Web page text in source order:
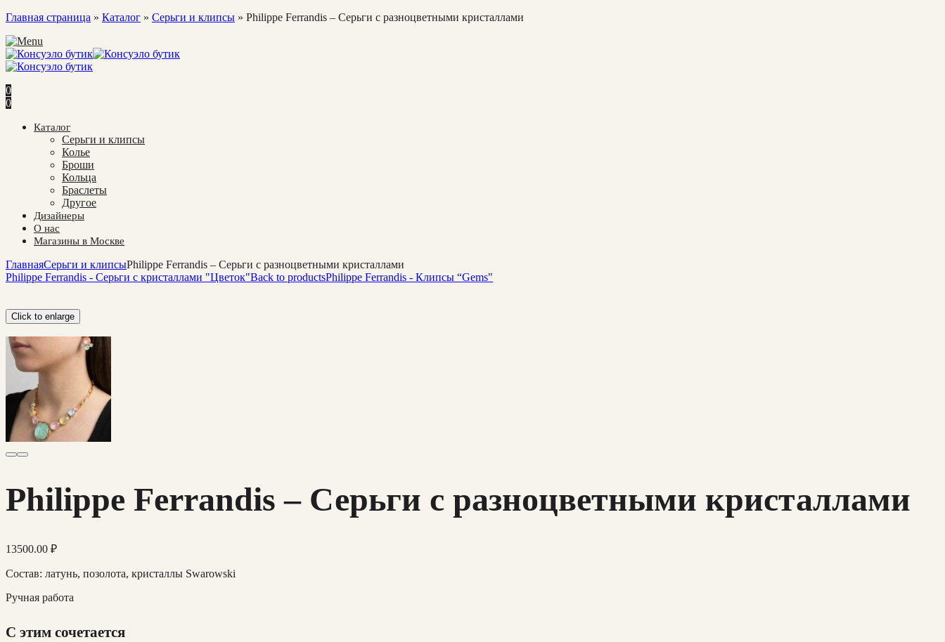
Главная страница » Каталог » Cерьги и клипсы » Philippe Ferrandis – Серьги с разноцветными кристаллами
0
0
Каталог
Cерьги и клипсы
Колье
Броши
Кольца
Браслеты
Другое
Дизайнеры
О нас
Магазины в Москве
ГлавнаяCерьги и клипсыPhilippe Ferrandis – Серьги с разноцветными кристаллами
Philippe Ferrandis - Серьги с кристаллами "Цветок"Back to productsPhilippe Ferrandis - Клипсы “Gems"
Click to enlarge
Philippe Ferrandis – Серьги с разноцветными кристаллами
13500.00 ₽
Состав: латунь, позолота, кристаллы Swarowski
Ручная работа
С этим сочетается